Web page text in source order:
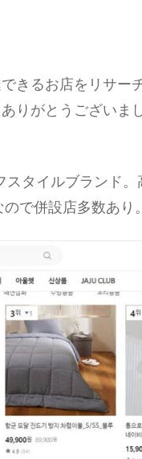
きるお店をリサー
りがとうございま
タイルブランド
で併設店多数あり。